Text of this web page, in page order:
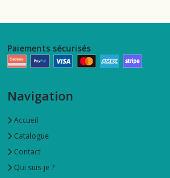
Paiements sécurisés
Navigation
Accueil
Catalogue
Contact
Qui suis-je ?